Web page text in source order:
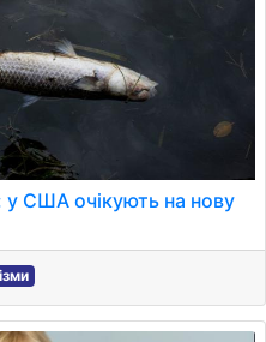
у США очікують на нову